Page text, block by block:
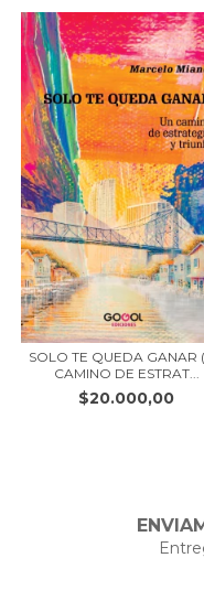
SOLO TE QUEDA GANAR
CAMINO DE ESTRAT...
$20.000,00